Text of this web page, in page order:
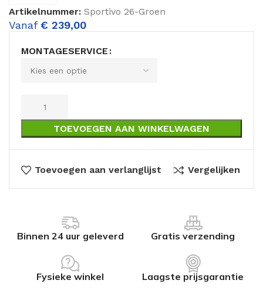
Artikelnummer: Sportivo 26-Groen
Vanaf € 239,00
MONTAGESERVICE
TOEVOEGEN AAN WINKELWAGEN
Toevoegen aan verlanglijst Vergelijken
Binnen 24 uur geleverd Gratis verzending
Fysieke winkel Laagste prijsgarantie